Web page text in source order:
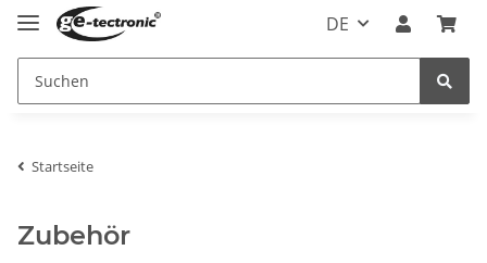
DE
Startseite
Zubehör